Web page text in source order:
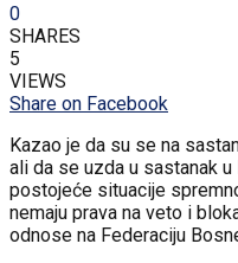
0
SHARES
5
VIEWS
Share on Facebook
Kazao je da su se na
ali da se uzda u sastanak
postojeće situacije
nemaju prava na veto i
odnose na Federaciju